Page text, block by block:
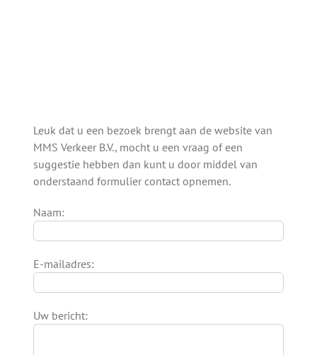
Leuk dat u een bezoek brengt aan de website van
MMS Verkeer B.V., mocht u een vraag of een
suggestie hebben dan kunt u door middel van
onderstaand formulier contact opnemen.
Naam:
E-mailadres:
Uw bericht: